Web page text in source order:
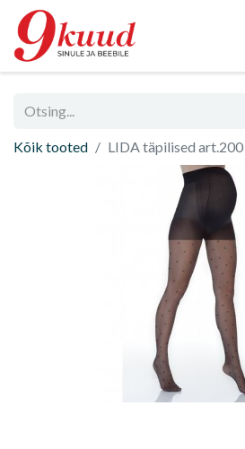
Kõik tooted LIDA täpilised art.200